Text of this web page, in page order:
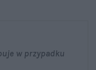
w przypadku